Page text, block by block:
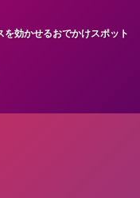
効かせるおでかけスポット